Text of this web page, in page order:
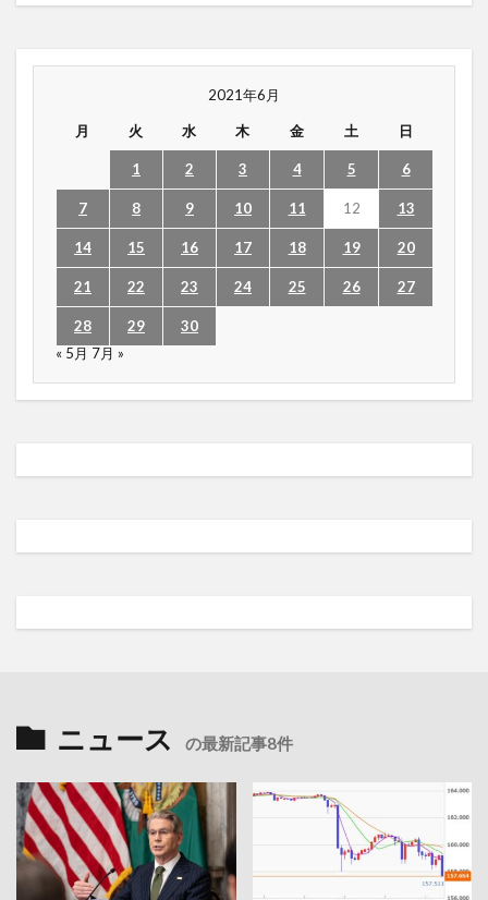
2021年6月
月 火 水 木 金 土 日
1 2 3 4 5 6
7 8 9 10 11 12 13
14 15 16 17 18 19 20
21 22 23 24 25 26 27
28 29
30
« 5月 7月 »
ニュース の最新記事8件